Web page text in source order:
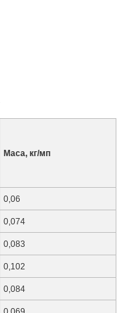
Маса, кг/мп
0,06
0,074
0,083
0,102
0,084